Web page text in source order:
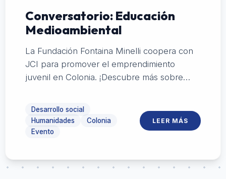
Conversatorio: Educación
Medioambiental
La Fundación Fontaina Minelli coopera con
JCI para promover el emprendimiento
juvenil en Colonia. ¡Descubre más sobre
Desarrollo social
Humanidades
Colonia
Evento
LEER MÁS